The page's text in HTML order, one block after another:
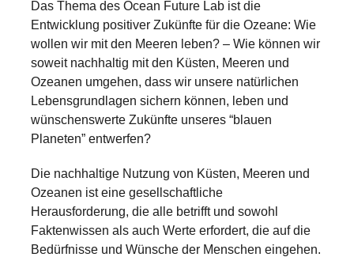
Das Thema des Ocean Future Lab ist die
Entwicklung positiver Zukünfte für die Ozeane: Wie
wollen wir mit den Meeren leben? – Wie können wir
soweit nachhaltig mit den Küsten, Meeren und
Ozeanen umgehen, dass wir unsere natürlichen
Lebensgrundlagen sichern können, leben und
wünschenswerte Zukünfte unseres “blauen
Planeten” entwerfen?
Die nachhaltige Nutzung von Küsten, Meeren und
Ozeanen ist eine gesellschaftliche
Herausforderung, die alle betrifft und sowohl
Faktenwissen als auch Werte erfordert, die auf die
Bedürfnisse und Wünsche der Menschen eingehen.